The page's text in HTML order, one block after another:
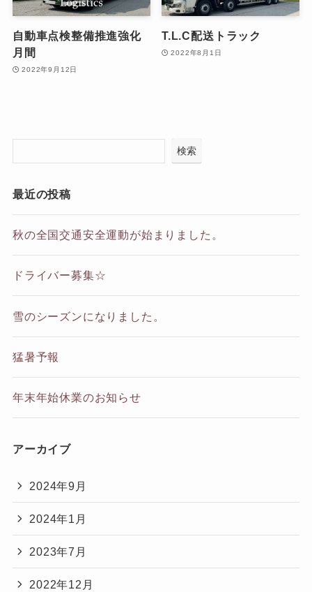
自動車点検整備推進強化
月間
2022年9月12日
T.L.C配送トラック
2022年8月1日
検索
最近の投稿
秋の全国交通安全運動が始まりました。
ドライバー募集☆
雪のシーズンになりました。
猛暑予報
年末年始休業のお知らせ
アーカイブ
2024年9月
2024年1月
2023年7月
2022年12月